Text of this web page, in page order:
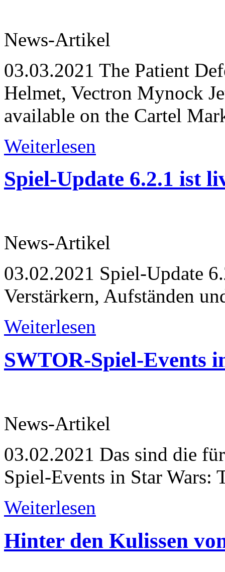
News-Artikel
03.03.2021 The Patient
Helmet, Vectron Mynock
available on the Cartel
Weiterlesen
Spiel-Update 6.2.1 ist
News-Artikel
03.02.2021 Spiel-Update
Verstärkern, Aufständen
Weiterlesen
SWTOR-Spiel-Events
News-Artikel
03.02.2021 Das sind die
Spiel-Events in Star Wars:
Weiterlesen
Hinter den Kulissen